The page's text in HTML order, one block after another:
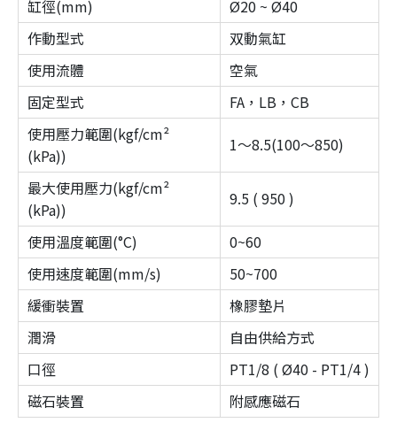
缸徑(mm)
Ø20 ~ Ø40
作動型式
双動氣缸
使用流體
空氣
固定型式
FA，LB，CB
使用壓力範圍(kgf/cm²
(kPa))
1～8.5(100～850)
最大使用壓力(kgf/cm²
(kPa))
9.5 ( 950 )
使用溫度範圍(°C)
0~60
使用速度範圍(mm/s)
50~700
緩衝裝置
橡膠墊片
潤滑
自由供給方式
口徑
PT1/8 ( Ø40 - PT1/4 )
磁石裝置
附感應磁石